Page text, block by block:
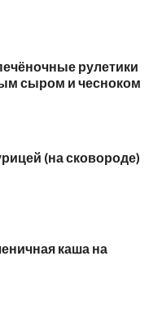
рулетики
сыром и чесноком
(на сковороде)
каша на